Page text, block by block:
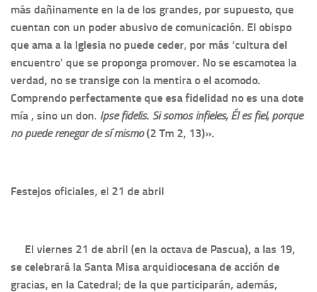
más dañinamente en la de los grandes, por supuesto, que
cuentan con un poder abusivo de comunicación. El obispo
que ama a la Iglesia no puede ceder, por más ‘cultura del
encuentro’ que se proponga promover. No se escamotea la
verdad, no se transige con la mentira o el acomodo.
Comprendo perfectamente que esa fidelidad no es una dote
mía , sino un don. Ipse fidelis. Si somos infieles, Él es fiel, porque
no puede renegar de sí mismo(2 Tm 2, 13)».
Festejos oficiales, el 21 de abril
El viernes 21 de abril (en la octava de Pascua), a las 19,
se celebrará la Santa Misa arquidiocesana de acción de
gracias, en la Catedral; de la que participarán, además,